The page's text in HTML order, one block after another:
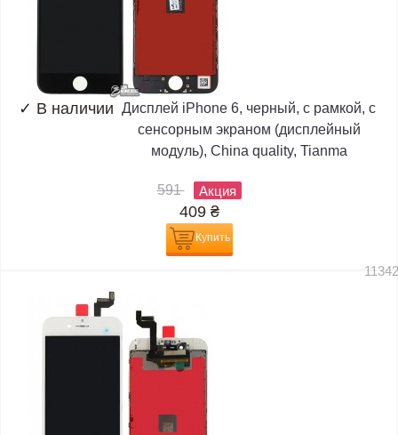
✓ В наличии Дисплей iPhone 6, черный, с рамкой, с
сенсорным экраном (дисплейный
модуль), China quality, Tianma
591 Акция
409 ₴
Купить